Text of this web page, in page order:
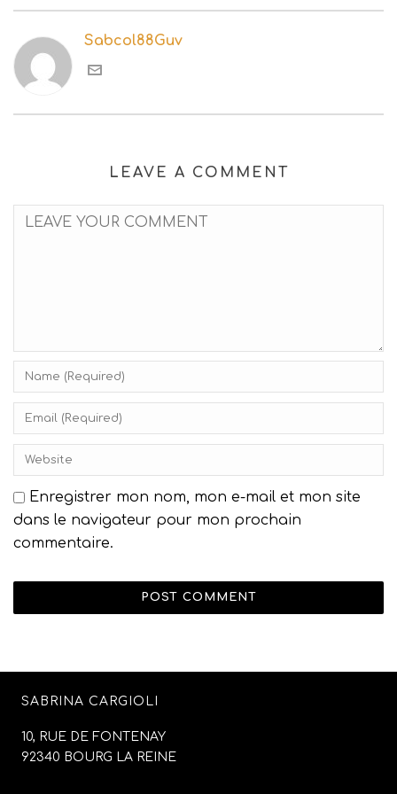
Sabcol88Guv
LEAVE A COMMENT
Enregistrer mon nom, mon e-mail et mon site
dans le navigateur pour mon prochain
commentaire.
SABRINA CARGIOLI
10, RUE DE FONTENAY
92340 BOURG LA REINE